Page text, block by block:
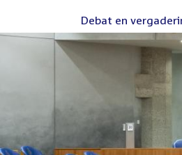
Debat en